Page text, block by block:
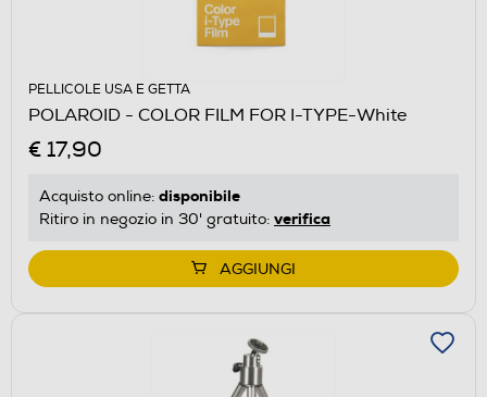
PELLICOLE USA E GETTA
POLAROID - COLOR FILM FOR I-TYPE-White
€ 17,90
Acquisto online: disponibile
Ritiro in negozio in 30' gratuito: verifica
AGGIUNGI